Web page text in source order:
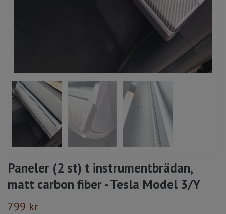
Paneler (2 st) t instrumentbrädan,
matt carbon fiber - Tesla Model 3/Y
799 kr